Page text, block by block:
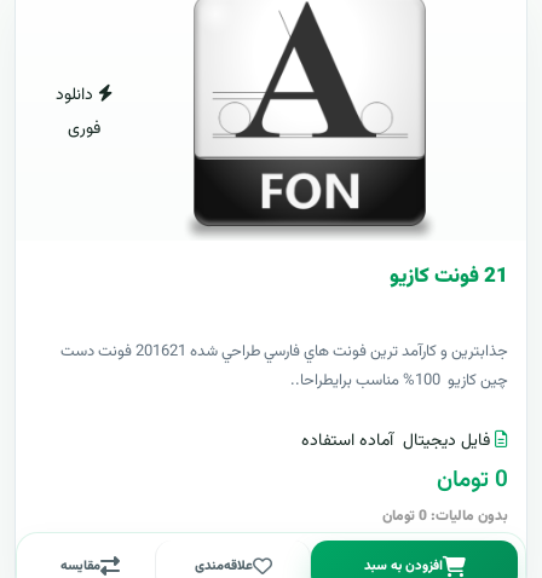
دانلود
فوری
21 فونت کازيو
جذابترين و کارآمد ترين فونت هاي فارسي طراحي شده 201621 فونت دست
چين کازيو 100% مناسب برايطراحا..
فایل دیجیتال آماده استفاده
0 تومان
بدون مالیات: 0 تومان
افزودن به سبد علاقه‌مندی مقایسه